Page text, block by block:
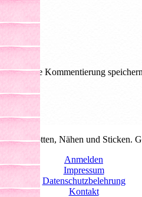
nächste Kommentierung
zum plotten, Nähen und Sticken.
Anmelden
Impressum
Datenschutzbelehrung
Kontakt